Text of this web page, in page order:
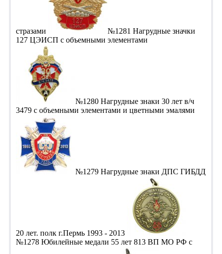
стразами
№1281 Нагрудные значки
127 ЦЭИСП с объемными элементами
№1280 Нагрудные знаки 30 лет в/ч
3479 с объемными элементами и цветными эмалями
№1279 Нагрудные знаки ДПС ГИБДД
20 лет. полк г.Пермь 1993 - 2013
№1278 Юбилейные медали 55 лет 813 ВП МО РФ с